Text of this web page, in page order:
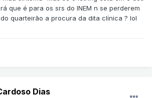
que é para os srs do INEM n se perderem
quarteirão a procura da dita clínica ? lol
Dias